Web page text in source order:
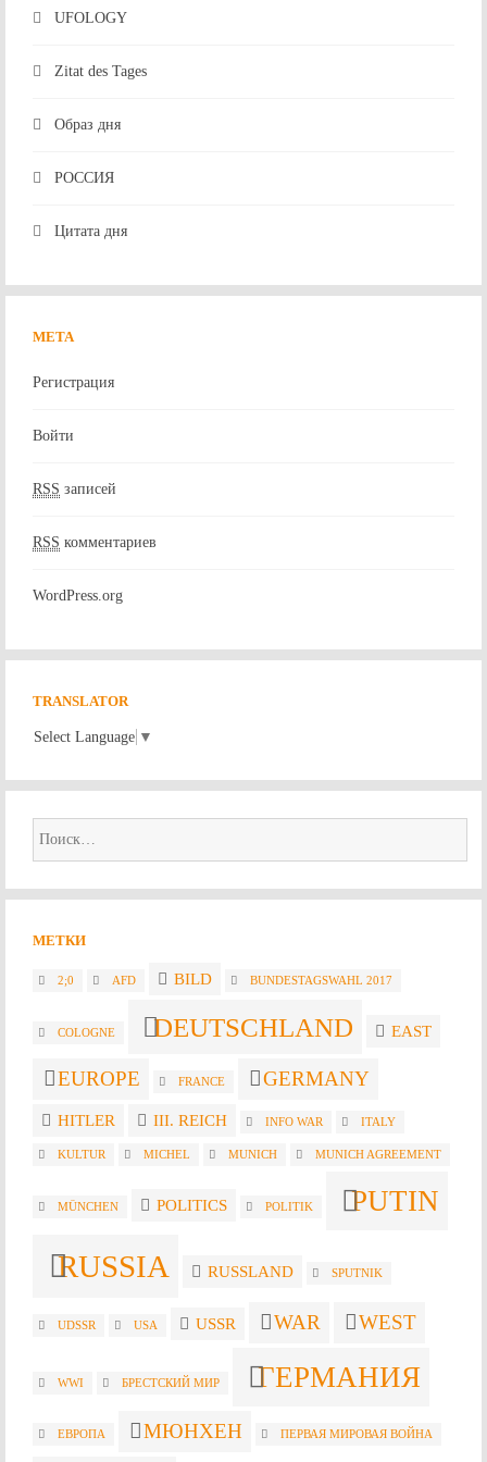
UFOLOGY
Zitat des Tages
Образ дня
РОССИЯ
Цитата дня
МЕТА
Регистрация
Войти
RSS записей
RSS комментариев
WordPress.org
TRANSLATOR
Select Language ▼
Найти:
МЕТКИ
2;0 AFD BILD BUNDESTAGSWAHL 2017
COLOGNE DEUTSCHLAND EAST
EUROPE FRANCE GERMANY
HITLER III. REICH INFO WAR ITALY
KULTUR MICHEL MUNICH MUNICH AGREEMENT
MÜNCHEN POLITICS POLITIK PUTIN
RUSSIA RUSSLAND SPUTNIK
UDSSR USA USSR WAR WEST
WWI БРЕСТСКИЙ МИР ГЕРМАНИЯ
ЕВРОПА МЮНХЕН ПЕРВАЯ МИРОВАЯ ВОЙНА